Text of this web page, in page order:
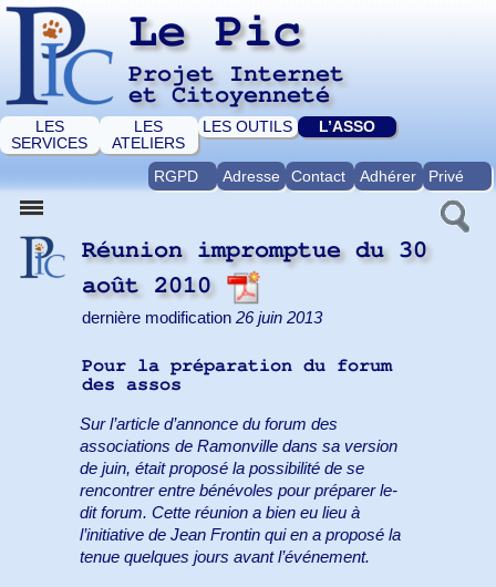
Le Pic
Projet Internet
et Citoyenneté
LES
SERVICES
LES
ATELIERS
LES OUTILS L’ASSO
RGPD Adresse Contact Adhérer Privé
Réunion impromptue du 30
août 2010
dernière modification 26 juin 2013
Pour la préparation du forum
des assos
Sur l’article d’annonce du forum des
associations de Ramonville dans sa version
de juin, était proposé la possibilité de se
rencontrer entre bénévoles pour préparer le-
dit forum. Cette réunion a bien eu lieu à
l’initiative de Jean Frontin qui en a proposé la
tenue quelques jours avant l’événement.